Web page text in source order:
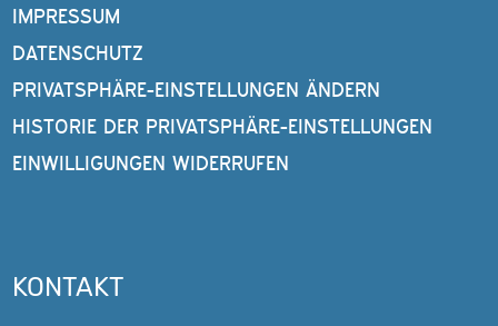
IMPRESSUM
DATENSCHUTZ
PRIVATSPHÄRE-EINSTELLUNGEN ÄNDERN
HISTORIE DER PRIVATSPHÄRE-EINSTELLUNGEN
EINWILLIGUNGEN WIDERRUFEN
KONTAKT